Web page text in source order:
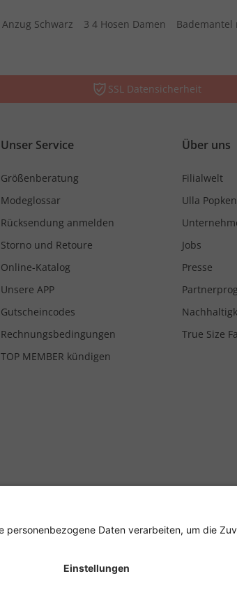
Anzug Schwarz 3 4 Hosen Damen Bademantel
SSL Datensicherheit
Unser Service
Größenberatung
Modeglossar
Rücksendung anmelden
Storno und Retoure
Online-Katalog
Unsere APP
Gutscheincodes
Rechnungsbedingungen
TOP MEMBER kündigen
Über uns
Filialwelt
Ulla
Jobs
Presse
True Size